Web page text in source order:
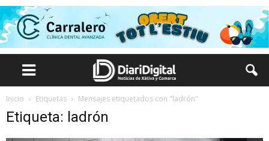
Inicio Etiquetas Mensajes etiquetados con "ladrón"
Etiqueta: ladrón